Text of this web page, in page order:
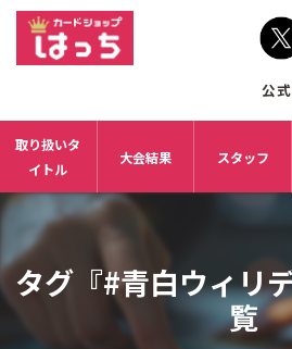
取り扱いタ
イトル
大会結果 スタッフ
タグ『#青白ウィリ
覧